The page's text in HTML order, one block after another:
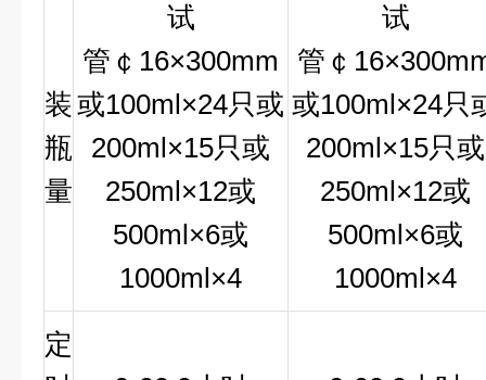
装
瓶
量
试
管 ￠16×300mm
或100ml×24只或
200ml×15只或
250ml×12或
500ml×6或
1000ml×4
试
管 ￠
或100ml×24只
200ml×15只或
250ml×12或
500ml×6或
1000ml×4
定